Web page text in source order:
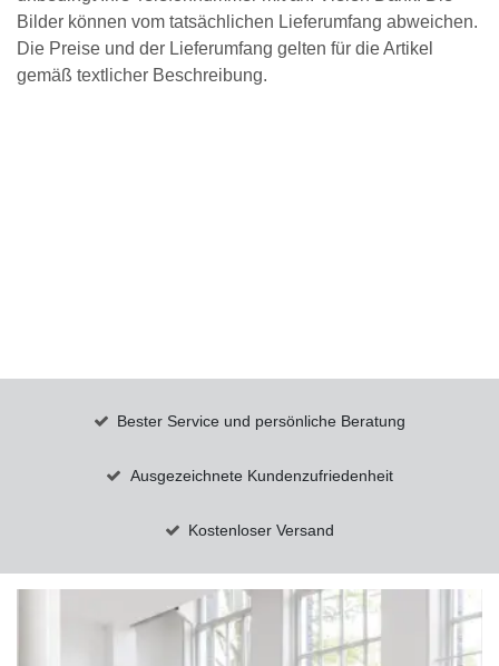
Bilder können vom tatsächlichen Lieferumfang abweichen.
Die Preise und der Lieferumfang gelten für die Artikel
gemäß textlicher Beschreibung.
Bester Service und persönliche Beratung
Ausgezeichnete Kundenzufriedenheit
Kostenloser Versand